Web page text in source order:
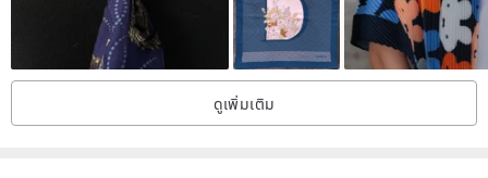
ดูเพิ่มเติม